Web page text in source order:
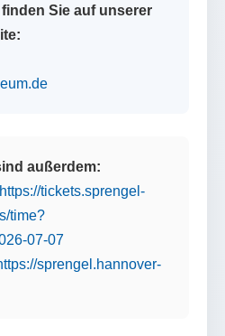
Sie auf unserer
außerdem:
https://tickets.sprengel-
time?
07-07
sprengel.hannover-